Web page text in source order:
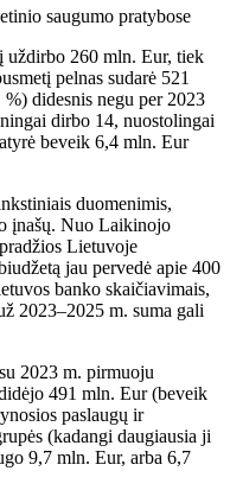
uždirbo 260 mln. Eur, tiek
pelnas sudarė 521
didesnis negu per 2023
dirbo 14, nuostolingai
beveik 6,4 mln. Eur
duomenimis,
įnašų. Nuo Laikinojo
Lietuvoje
jau pervedė apie 400
banko skaičiavimais,
2023–2025 m. suma gali
2023 m. pirmuoju
491 mln. Eur (beveik
paslaugų ir
(kadangi daugiausia ji
9,7 mln. Eur, arba 6,7